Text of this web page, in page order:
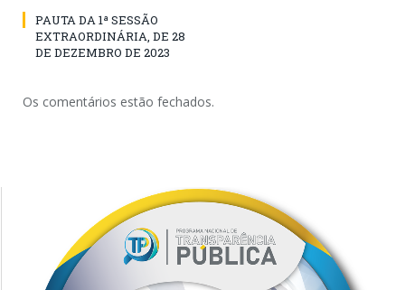
PAUTA DA 1ª SESSÃO
EXTRAORDINÁRIA, DE 28
DE DEZEMBRO DE 2023
Os comentários estão fechados.